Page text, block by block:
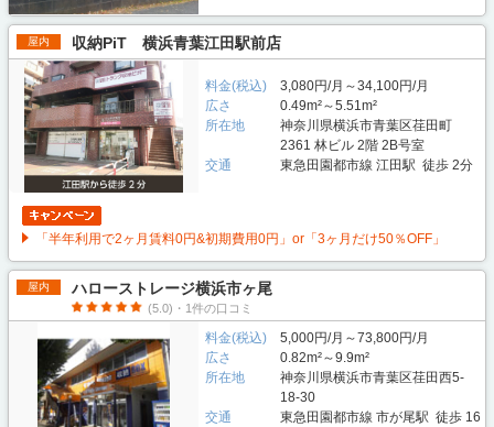
屋内 収納PiT 横浜青葉江田駅前店
料金(税込)
3,080円/月～34,100円/月
広さ
0.49m²～5.51m²
所在地
神奈川県横浜市青葉区荏田町
2361 林ビル 2階 2B号室
交通
東急田園都市線 江田駅 徒歩 2分
「半年利用で2ヶ月賃料0円&初期費用0円」or「3ヶ月だけ50％OFF」
屋内 ハローストレージ横浜市ヶ尾
(5.0)・1件の口コミ
料金(税込)
5,000円/月～73,800円/月
広さ
0.82m²～9.9m²
所在地
神奈川県横浜市青葉区荏田西5-
18-30
交通
東急田園都市線 市が尾駅 徒歩 16